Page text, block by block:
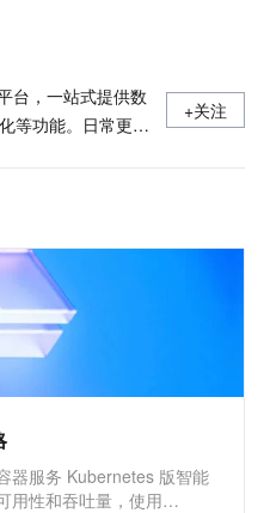
台，一站式提供数
等功能。日常更新
+关注
器服务 Kubernetes 版智能
用性和吞吐量，使用